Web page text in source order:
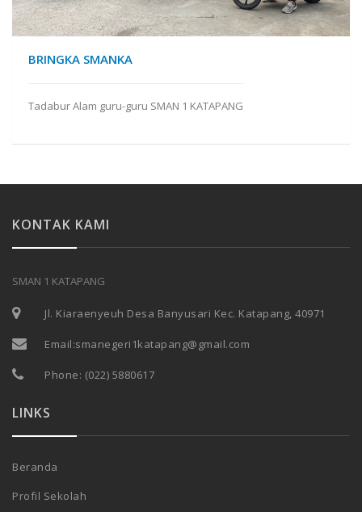
BRINGKA SMANKA
Tadabur Alam guru-guru SMAN 1 KATAPANG
KONTAK KAMI
SMAN 1 KATAPANG
Jl. Kiaraenyeuh Desa Banyusari Kec. Katapang, 40971
Email:smanegeri1katapang@gmail.com
Phone: (022) 5880617
LINKS
Beranda
Profil Sekolah